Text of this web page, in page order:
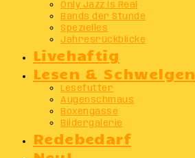
Only Jazz Is Real
Bands der Stunde
Spezielles
Jahresrückblicke
Livehaftig
Lesen & Schwelgen
Lesefutter
Augenschmaus
Boxengasse
Bildergalerie
Redebedarf